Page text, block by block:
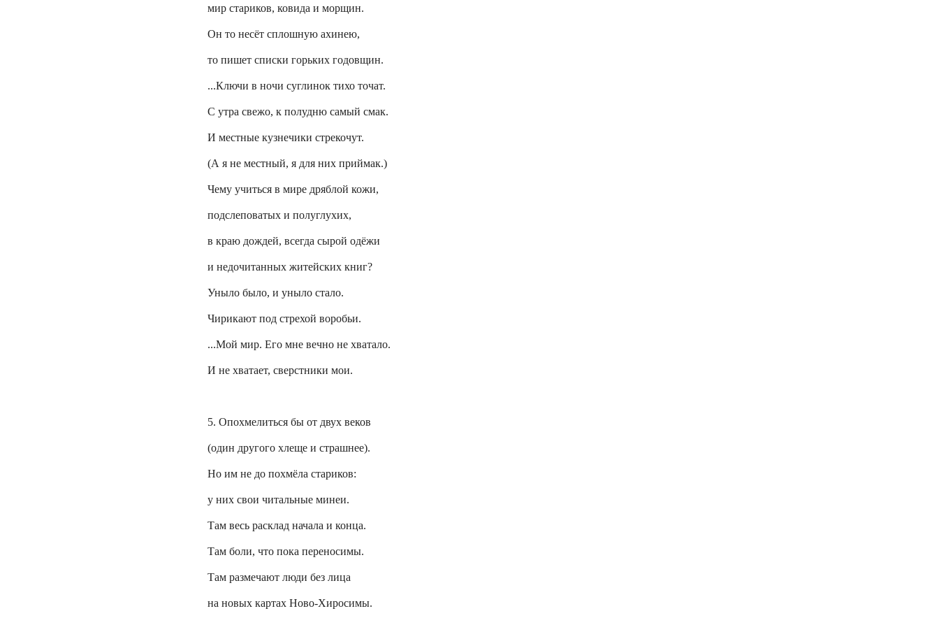
мир стариков, ковида и морщин.
Он то несёт сплошную ахинею,
то пишет списки горьких годовщин.
...Ключи в ночи суглинок тихо точат.
С утра свежо, к полудню самый смак.
И местные кузнечики стрекочут.
(А я не местный, я для них приймак.)
Чему учиться в мире дряблой кожи,
подслеповатых и полуглухих,
в краю дождей, всегда сырой одёжи
и недочитанных житейских книг?
Уныло было, и уныло стало.
Чирикают под стрехой воробьи.
...Мой мир. Его мне вечно не хватало.
И не хватает, сверстники мои.
5. Опохмелиться бы от двух веков
(один другого хлеще и страшнее).
Но им не до похмёла стариков:
у них свои читальные минеи.
Там весь расклад начала и конца.
Там боли, что пока переносимы.
Там размечают люди без лица
на новых картах Ново-Хиросимы.